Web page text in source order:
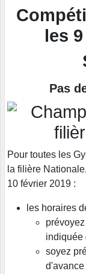
les
Pas
Pour toutes les
la filière
10 février 2019 :
les horaires
indiquée
soyez
d'avance